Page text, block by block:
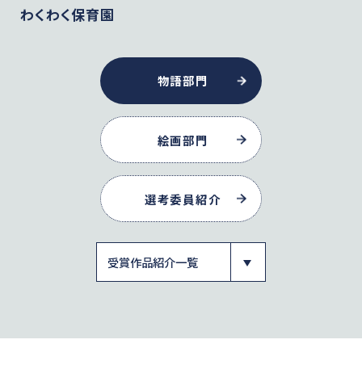
わくわく保育園
物語部門
絵画部門
選考委員紹介